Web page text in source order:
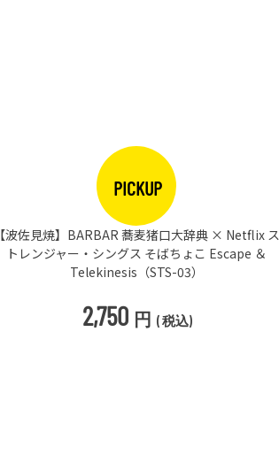
PICKUP
【波佐見焼】BARBAR 蕎麦猪口大辞典 × Netflix ス
トレンジャー・シングス そばちょこ Escape ＆
Telekinesis（STS-03）
2,750 円 (税込)